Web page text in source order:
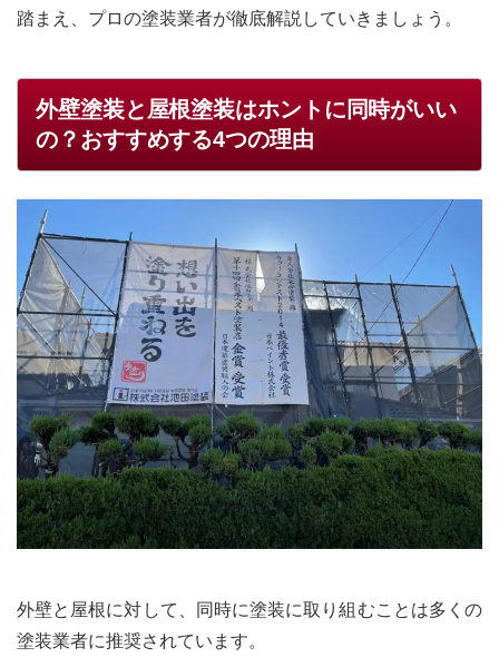
踏まえ、プロの塗装業者が徹底解説していきましょう。
外壁塗装と屋根塗装はホントに同時がいい
の？おすすめする4つの理由
外壁と屋根に対して、同時に塗装に取り組むことは多くの
塗装業者に推奨されています。